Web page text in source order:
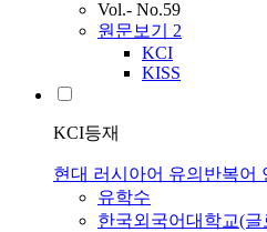
Vol.- No.59
원문보기 2
KCI
KISS
KCI등재
현대 러시아어 유의반복어
유학수
한국외국어대학교(